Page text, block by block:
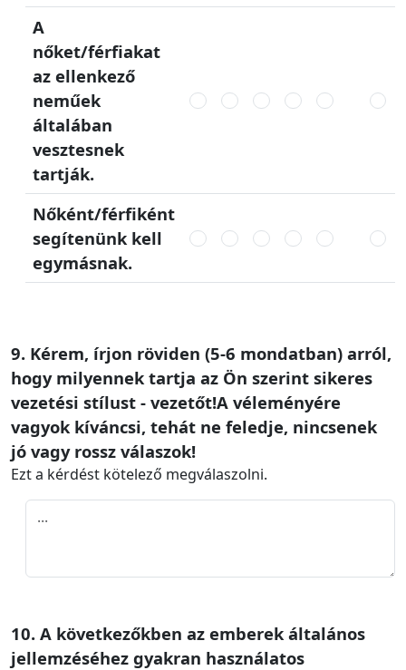
A
nőket/férfiakat
az ellenkező
neműek
általában
vesztesnek
tartják.
Nőként/férfiként
segítenünk kell
egymásnak.
9. Kérem, írjon röviden (5-6 mondatban) arról,
hogy milyennek tartja az Ön szerint sikeres
vezetési stílust - vezetőt!A véleményére
vagyok kíváncsi, tehát ne feledje, nincsenek
jó vagy rossz válaszok!
Ezt a kérdést kötelező megválaszolni.
10. A következőkben az emberek általános
jellemzéséhez gyakran használatos